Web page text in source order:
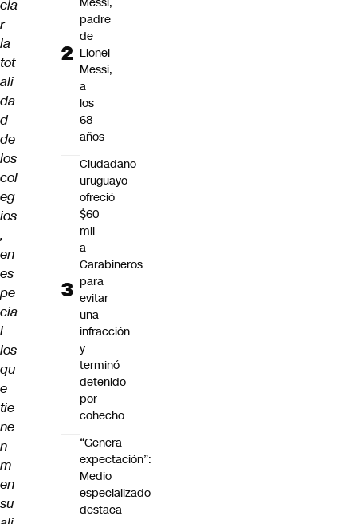
cia
r
la
tot
ali
da
d
de
los
col
eg
ios
,
en
es
pe
cia
l
los
qu
e
tie
ne
n
m
en
su
padre
de
Lionel
Messi,
a
los
68
años
Ciudadano
uruguayo
ofreció
$60
mil
a
Carabineros
para
evitar
una
infracción
y
terminó
detenido
por
cohecho
“Genera
expectación”:
Medio
especializado
destaca